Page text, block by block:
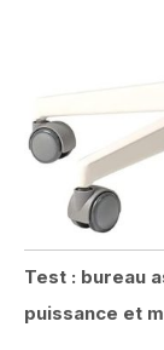
Test : bureau
puissance et